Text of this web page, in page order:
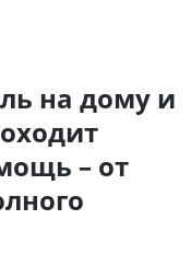
на дому и
– от